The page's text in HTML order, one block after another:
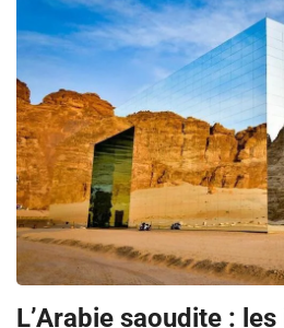
L’Arabie saoudite :